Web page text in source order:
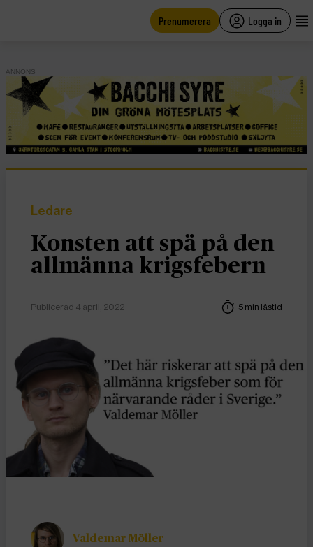
Prenumerera Logga in
ANNONS
Ledare
Konsten att spä på den
allmänna krigsfebern
Publicerad 4 april, 2022 5 min lästid
Valdemar Möller